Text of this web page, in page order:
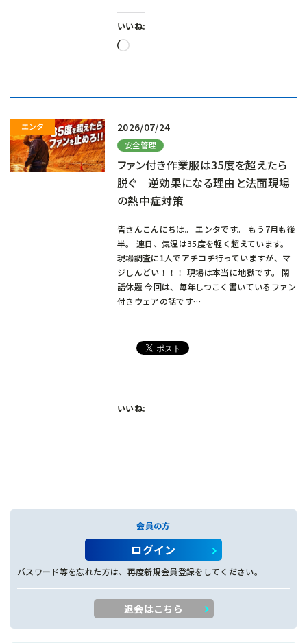
いいね:
読
2026/07/24
安全管理
ファン付き作業服は35度を超えたら
脱ぐ｜逆効果になる理由と法面現場
の熱中症対策
皆さんこんにちは。 エンタです。 もう7月も後
半。 連日、気温は35度を軽く超えています。
現場調査に1人でアチコチ行っていますが、マ
ジしんどい！！！ 現場は本当に地獄です。 閑
話休題 今回は、毎年しつこく書いているファン
付きウェアの話です…
いいね:
会員の方
ログイン
パスワード等を忘れた方は、再度新規会員登録をしてください。
退会はこちら